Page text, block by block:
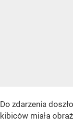
Do zdarzenia
kibiców miała